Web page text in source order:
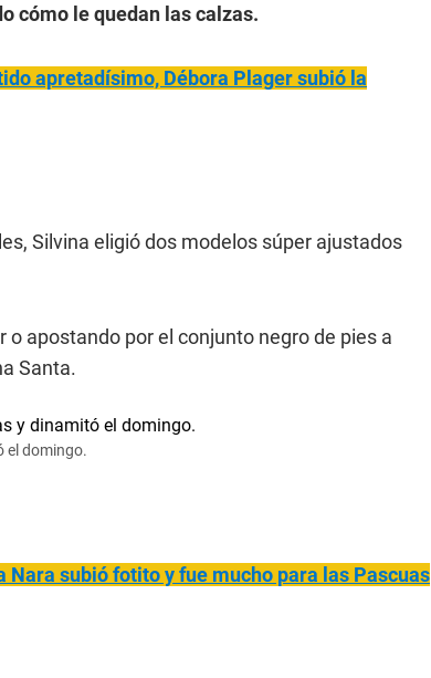
cómo le quedan las calzas.
ido apretadísimo, Débora Plager subió la
Silvina eligió dos modelos súper ajustados
apostando por el conjunto negro de pies a
Santa.
el domingo.
Nara subió fotito y fue mucho para las Pascuas